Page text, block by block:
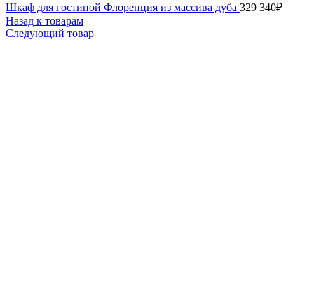
Шкаф для гостиной Флоренция из массива дуба 329 340₽
Назад к товарам
Следующий товар